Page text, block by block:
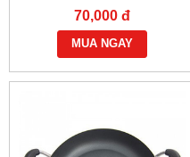
70,000 đ
MUA NGAY